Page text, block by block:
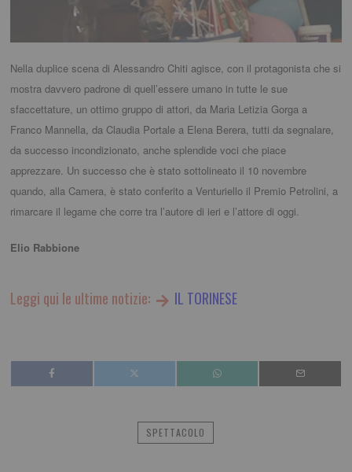
Nella duplice scena di Alessandro Chiti agisce, con il protagonista che si
mostra davvero padrone di quell’essere umano in tutte le sue
sfaccettature, un ottimo gruppo di attori, da Maria Letizia Gorga a
Franco Mannella, da Claudia Portale a Elena Berera, tutti da segnalare,
da successo incondizionato, anche splendide voci che piace
apprezzare. Un successo che è stato sottolineato il 10 novembre
quando, alla Camera, è stato conferito a Venturiello il Premio Petrolini, a
rimarcare il legame che corre tra l’autore di ieri e l’attore di oggi.
Elio Rabbione
Leggi qui le ultime notizie: IL TORINESE
SPETTACOLO